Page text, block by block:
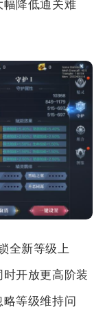
幅降低通关难
全新等级上
开放更高阶装
等级维持问